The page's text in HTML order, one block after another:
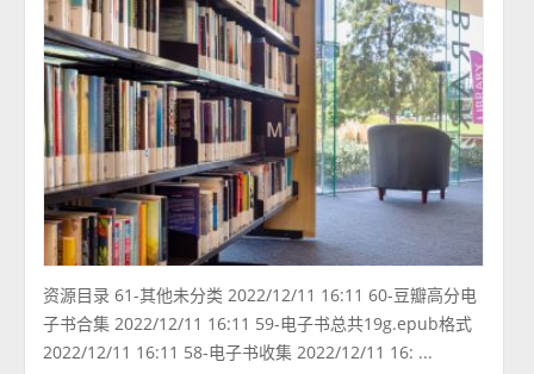
资源目录 61-其他未分类 2022/12/11 16:11 60-豆瓣高分电
子书合集 2022/12/11 16:11 59-电子书总共19g.epub格式
2022/12/11 16:11 58-电子书收集 2022/12/11 16: ...